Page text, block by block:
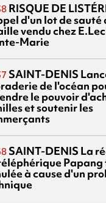
RISQUE DE
d'un lot de sauté
vendu chez
Marie
SAINT-DENIS
de l'océan
le pouvoir
et soutenir les
SAINT-DENIS La
à cause d'un